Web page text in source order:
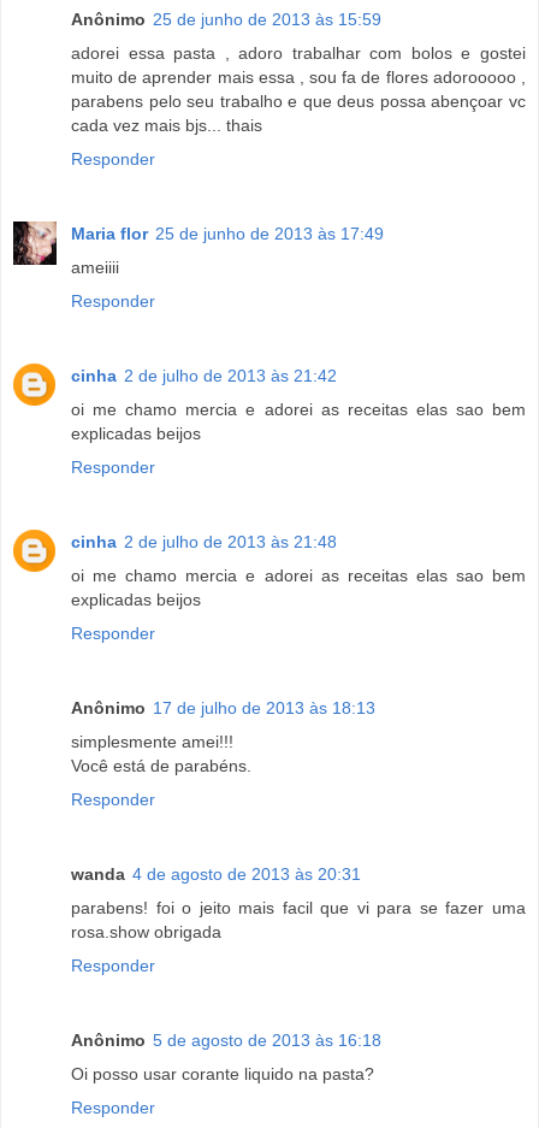
Anônimo 25 de junho de 2013 às 15:59
adorei essa pasta , adoro trabalhar com bolos e gostei
muito de aprender mais essa , sou fa de flores adorooooo ,
parabens pelo seu trabalho e que deus possa abençoar vc
cada vez mais bjs... thais
Responder
Maria flor 25 de junho de 2013 às 17:49
ameiiii
Responder
cinha 2 de julho de 2013 às 21:42
oi me chamo mercia e adorei as receitas elas sao bem
explicadas beijos
Responder
cinha 2 de julho de 2013 às 21:48
oi me chamo mercia e adorei as receitas elas sao bem
explicadas beijos
Responder
Anônimo 17 de julho de 2013 às 18:13
simplesmente amei!!!
Você está de parabéns.
Responder
wanda 4 de agosto de 2013 às 20:31
parabens! foi o jeito mais facil que vi para se fazer uma
rosa.show obrigada
Responder
Anônimo 5 de agosto de 2013 às 16:18
Oi posso usar corante liquido na pasta?
Responder